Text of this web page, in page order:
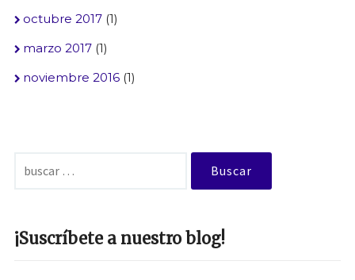
octubre 2017(1)
marzo 2017(1)
noviembre 2016(1)
¡Suscríbete a nuestro blog!